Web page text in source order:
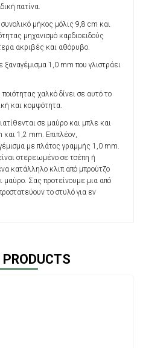
πατίνα.
μήκος μόλις 9,8 cm και
μηχανισμό καρδιοειδούς
ακριβές και αθόρυβο.
1,0 mm που γλιστράει
χαλκό δίνει σε αυτό το
και κομψότητα.
σε μαύρο και μπλε και
1,2 mm. Επιπλέον,
με πλάτος γραμμής 1,0 mm.
στερεωμένο σε τσέπη ή
κατάλληλο κλιπ από μπρούτζο
Σας προτείνουμε μια από
το στυλό για εν